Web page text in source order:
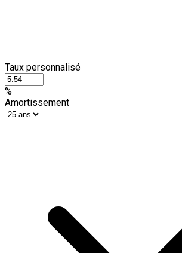
Taux personnalisé
%
Amortissement